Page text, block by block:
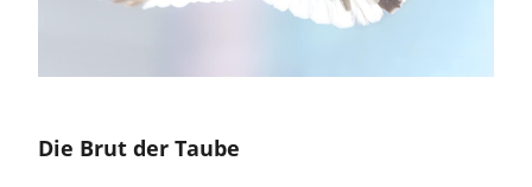
Die Brut der Taube